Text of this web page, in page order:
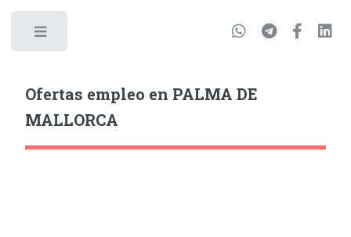
Ofertas empleo en PALMA DE
MALLORCA